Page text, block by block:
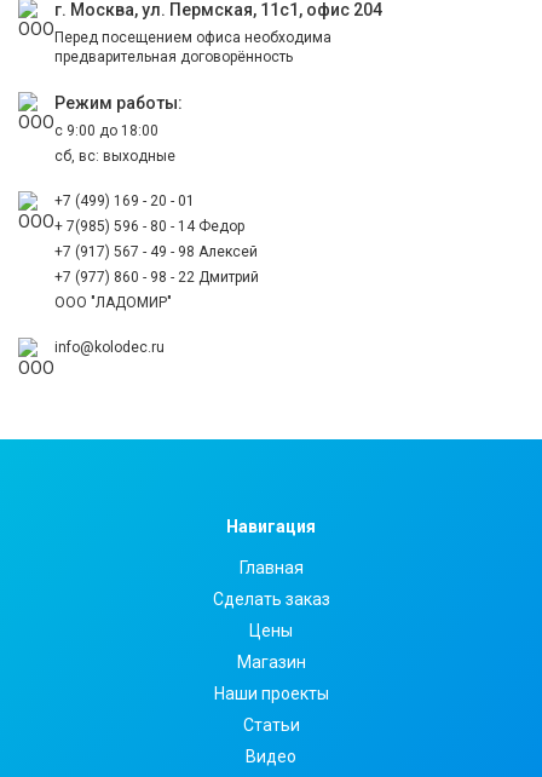
г. Москва, ул. Пермская, 11с1, офис 204
Перед посещением офиса необходима
предварительная договорённость
Режим работы:
с 9:00 до 18:00
сб, вс: выходные
+7 (499) 169 - 20 - 01
+ 7(985) 596 - 80 - 14 Федор
+7 (917) 567 - 49 - 98 Алексей
+7 (977) 860 - 98 - 22 Дмитрий
ООО "ЛАДОМИР"
info@kolodec.ru
Навигация
Главная
Сделать заказ
Цены
Магазин
Наши проекты
Статьи
Видео